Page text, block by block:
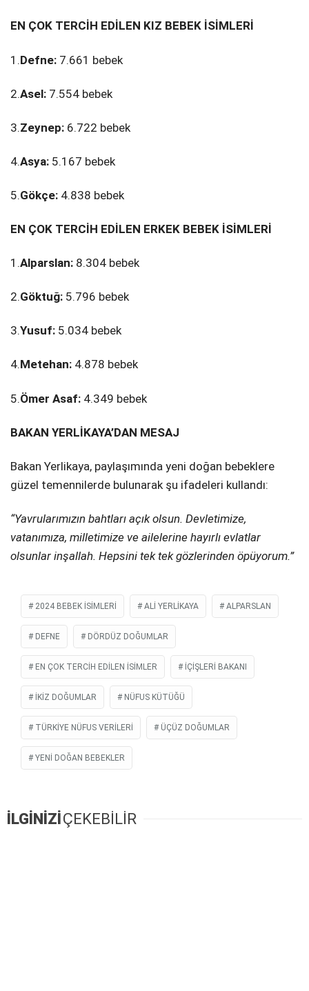
Youtube
EN ÇOK TERCİH EDİLEN KIZ BEBEK İSİMLERİ
1.Defne: 7.661 bebek
2.Asel: 7.554 bebek
3.Zeynep: 6.722 bebek
4.Asya: 5.167 bebek
5.Gökçe: 4.838 bebek
EN ÇOK TERCİH EDİLEN ERKEK BEBEK İSİMLERİ
1.Alparslan: 8.304 bebek
2.Göktuğ: 5.796 bebek
3.Yusuf: 5.034 bebek
4.Metehan: 4.878 bebek
5.Ömer Asaf: 4.349 bebek
BAKAN YERLİKAYA’DAN MESAJ
Bakan Yerlikaya, paylaşımında yeni doğan bebeklere
güzel temennilerde bulunarak şu ifadeleri kullandı:
“Yavrularımızın bahtları açık olsun. Devletimize,
vatanımıza, milletimize ve ailelerine hayırlı evlatlar
olsunlar inşallah. Hepsini tek tek gözlerinden öpüyorum.”
2024 BEBEK İSİMLERİ ALİ YERLİKAYA ALPARSLAN
DEFNE DÖRDÜZ DOĞUMLAR
EN ÇOK TERCİH EDİLEN İSİMLER İÇİŞLERİ BAKANI
İKİZ DOĞUMLAR NÜFUS KÜTÜĞÜ
TÜRKİYE NÜFUS VERİLERİ ÜÇÜZ DOĞUMLAR
YENİ DOĞAN BEBEKLER
İLGİNİZİÇEKEBİLİR